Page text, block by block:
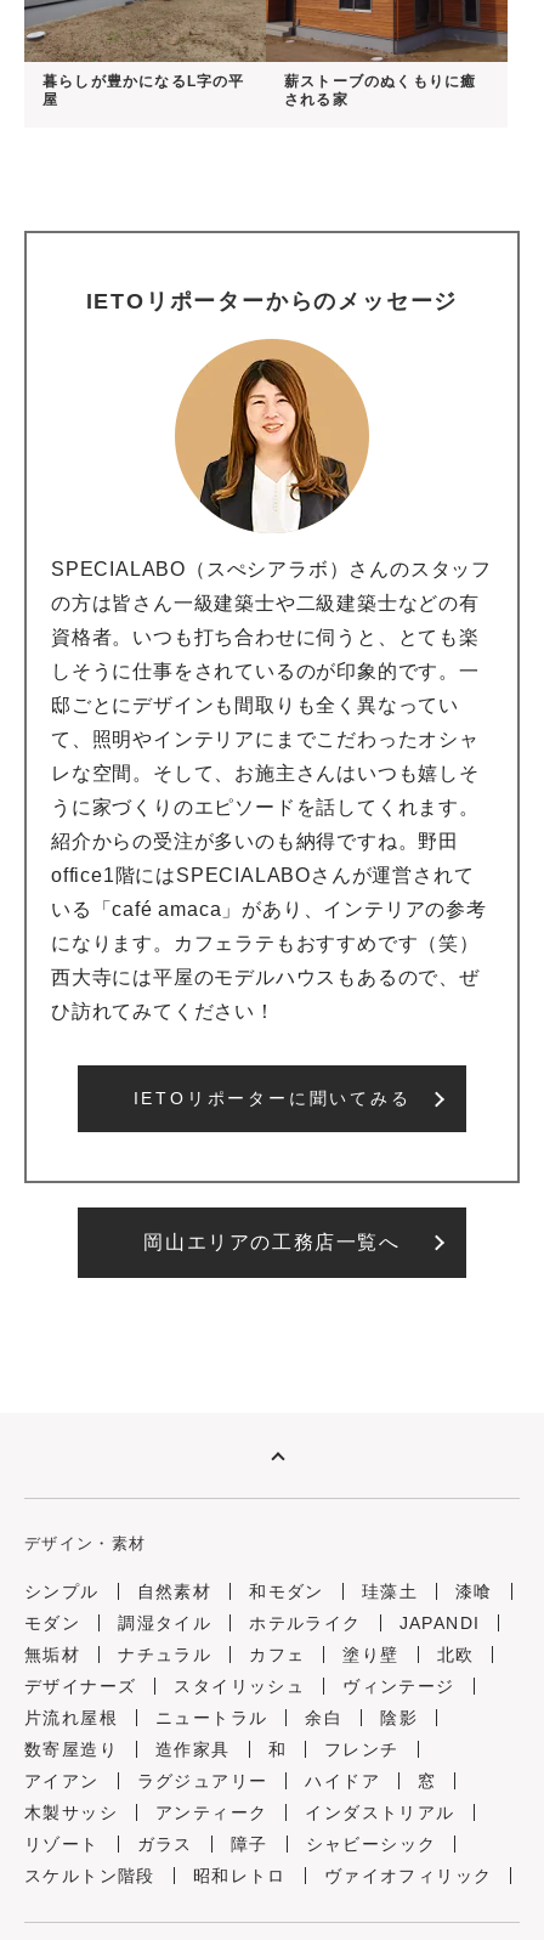
暮らしが豊かになるL字の平
屋
薪ストーブのぬくもりに癒
される家
IETOリポーターからのメッセージ
SPECIALABO（スぺシアラボ）さんのスタッフ
の方は皆さん一級建築士や二級建築士などの有
資格者。いつも打ち合わせに伺うと、とても楽
しそうに仕事をされているのが印象的です。一
邸ごとにデザインも間取りも全く異なってい
て、照明やインテリアにまでこだわったオシャ
レな空間。そして、お施主さんはいつも嬉しそ
うに家づくりのエピソードを話してくれます。
紹介からの受注が多いのも納得ですね。野田
office1階にはSPECIALABOさんが運営されて
いる「café amaca」があり、インテリアの参考
になります。カフェラテもおすすめです（笑）
西大寺には平屋のモデルハウスもあるので、ぜ
ひ訪れてみてください！
IETOリポーターに聞いてみる
岡山エリアの工務店一覧へ
デザイン・素材
シンプル 自然素材 和モダン 珪藻土
漆喰
モダン
調湿タイル ホテルライク
JAPANDI
無垢材
ナチュラル カフェ 塗り壁
北欧
デザイナーズ
スタイリッシュ
ヴィンテージ
片流れ屋根
ニュートラル 余白
陰影
数寄屋造り
造作家具 和
フレンチ
アイアン
ラグジュアリー ハイドア
窓
木製サッシ
アンティーク
インダストリアル
リゾート
ガラス 障子
シャビーシック
スケルトン階段
昭和レトロ ヴァイオフィリック